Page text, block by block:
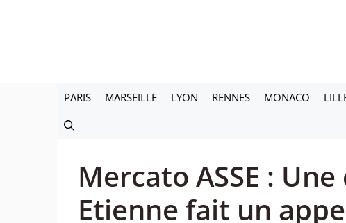
PARIS MARSEILLE LYON RENNES MONACO
Mercato ASSE :
Etienne fait un